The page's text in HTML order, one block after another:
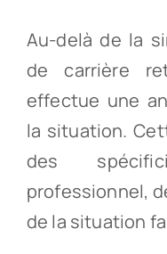
Au-delà de la
de carrière
effectue une
la situation.
des
professionnel,
de la situation